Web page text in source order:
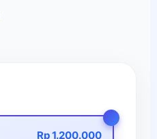
Rp 1.200.000